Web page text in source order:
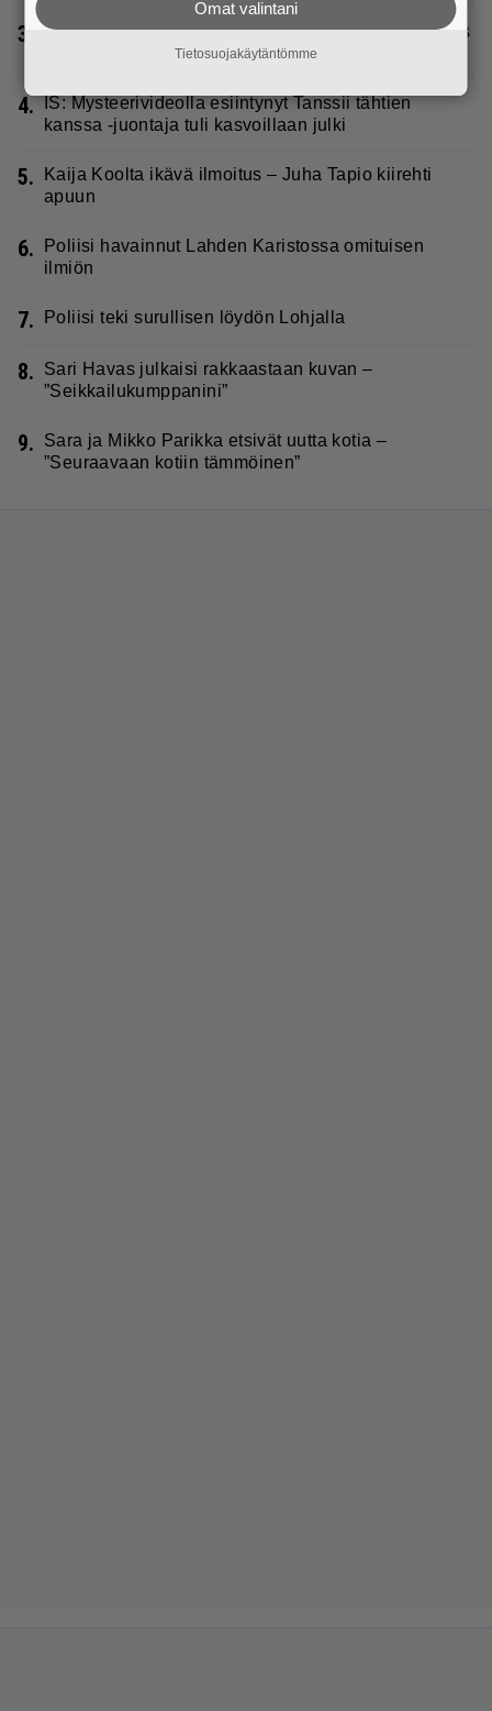
3.
Seiska: Laulaja Frederik lyttäsi Eput – johan oli taas
4.
IS: Mysteerivideolla esiintynyt Tanssii tähtien
kanssa -juontaja tuli kasvoillaan julki
5.
Kaija Koolta ikävä ilmoitus – Juha Tapio kiirehti
apuun
6.
Poliisi havainnut Lahden Karistossa omituisen
ilmiön
7. Poliisi teki surullisen löydön Lohjalla
8.
Sari Havas julkaisi rakkaastaan kuvan –
”Seikkailukumppanini”
9.
Sara ja Mikko Parikka etsivät uutta kotia –
”Seuraavaan kotiin tämmöinen”
Omat valintani
Tietosuojakäytäntömme